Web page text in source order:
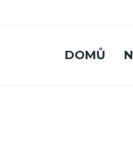
DOMŮ